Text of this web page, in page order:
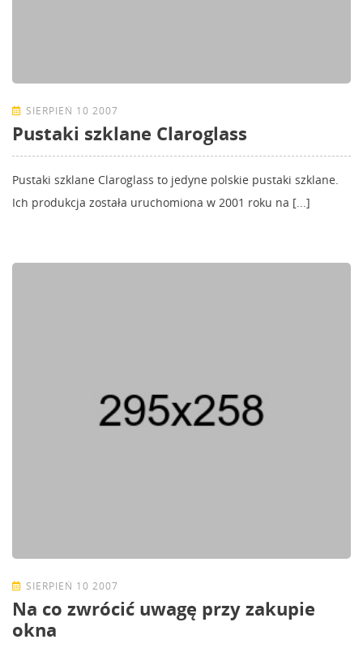
SIERPIEŃ 10 2007
Pustaki szklane Claroglass
Pustaki szklane Claroglass to jedyne polskie pustaki szklane.
Ich produkcja została uruchomiona w 2001 roku na [...]
SIERPIEŃ 10 2007
Na co zwrócić uwagę przy zakupie
okna